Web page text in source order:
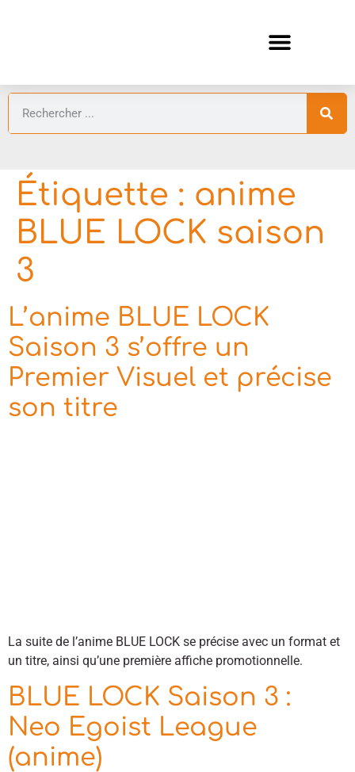
Étiquette : anime
BLUE LOCK saison
3
L’anime BLUE LOCK
Saison 3 s’offre un
Premier Visuel et précise
son titre
La suite de l’anime BLUE LOCK se précise avec un format et
un titre, ainsi qu’une première affiche promotionnelle.
BLUE LOCK Saison 3 :
Neo Egoist League
(anime)